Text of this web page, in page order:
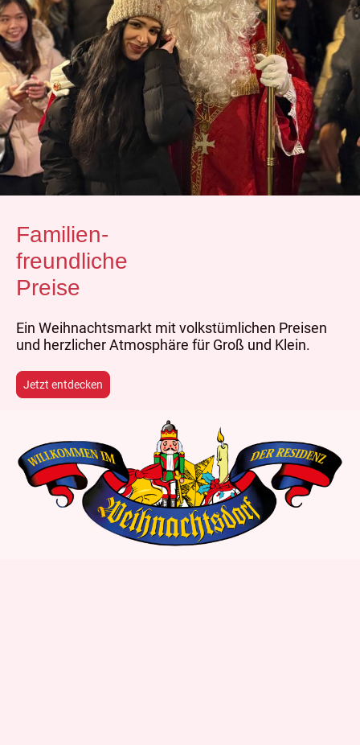
Familien-
freundliche
Preise
Ein Weihnachtsmarkt mit volkstümlichen Preisen
und herzlicher Atmosphäre für Groß und Klein.
Jetzt entdecken